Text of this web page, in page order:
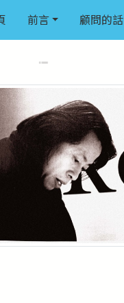
前言 顧問的話